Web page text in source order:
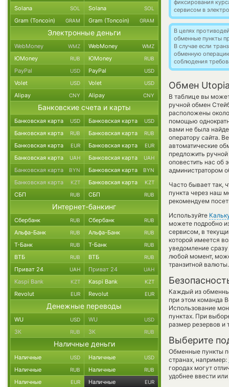
фиксирования
сервисом в
В целях
обменные пункты
В случае если
обменную
соблюдения
Обмен
В таблице вы
ручной обмен
расположены
помощью
вами не была
оператору сайта.
автоматические
предложить
оповестить нас об
администратором
Часто бывает так,
пункта через наш
рекомендуем
Используйте
можете подробно
сервисом, в
которой имеется
уведомление
любой момент,
транзитной валюты.
Каждый из
при этом команда
Использование
пунктах. При
размер резервов и
Выберите
Обменные пункты
странах, например:
городах могут
удобнее ввести
Solana SOL Solana SOL
Gram (Toncoin) GRAM Gram (Toncoin) GRAM
Электронные деньги
WebMoney WMZ WebMoney WMZ
ЮMoney RUB ЮMoney RUB
PayPal USD PayPal USD
Volet USD Volet USD
Alipay CNY Alipay CNY
Банковские счета и карты
Банковская карта USD Банковская карта USD
Банковская карта RUB Банковская карта RUB
Банковская карта EUR Банковская карта EUR
Банковская карта UAH Банковская карта UAH
Банковская карта BYN Банковская карта BYN
Банковская карта KZT Банковская карта KZT
СБП RUB СБП RUB
Интернет-банкинг
Сбербанк RUB Сбербанк RUB
Альфа-Банк RUB Альфа-Банк RUB
Т-Банк RUB Т-Банк RUB
ВТБ RUB ВТБ RUB
Приват 24 UAH Приват 24 UAH
Kaspi Bank KZT Kaspi Bank KZT
Revolut EUR Revolut EUR
Денежные переводы
WU USD WU USD
ЗК RUB ЗК RUB
Наличные деньги
Наличные USD Наличные USD
Наличные RUB Наличные RUB
Наличные EUR Наличные EUR